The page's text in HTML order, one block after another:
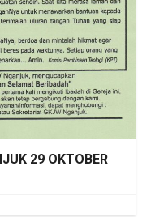
29 OKTOBER